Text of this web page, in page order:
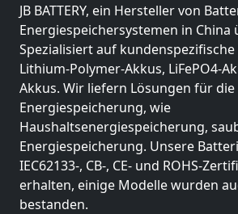
JB BATTERY, ein Hersteller von
Energiespeichersystemen in China
Spezialisiert auf kundenspezifische
Lithium-Polymer-Akkus, LiFePO4-
Akkus. Wir liefern Lösungen für die
Energiespeicherung, wie
Haushaltsenergiespeicherung,
Energiespeicherung. Unsere
IEC62133-, CB-, CE- und ROHS-
erhalten, einige Modelle wurden
bestanden.